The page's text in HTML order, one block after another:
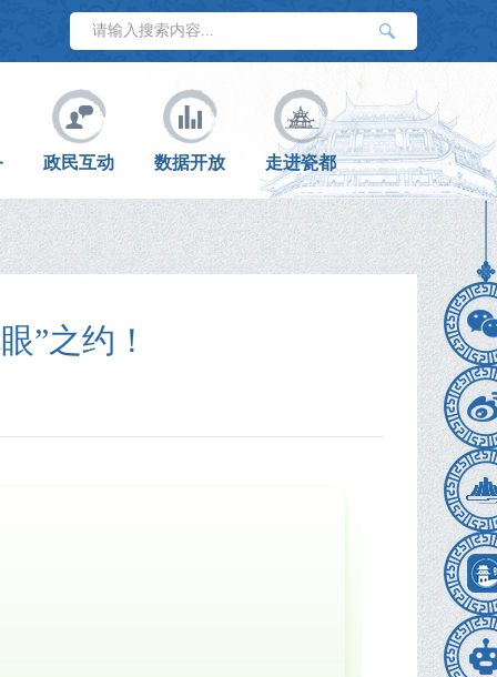
政民互动 数据开放 走进瓷都
”之约！